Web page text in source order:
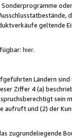
geltende
hier.
Ländern
Ziffer 4 (a)
sein
und (2) der
zugrundeliegende